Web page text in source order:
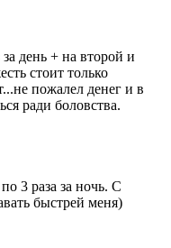
день + на второй и
стоит только
пожалел денег и в
ради боловства.
3 раза за ночь. С
быстрей меня)